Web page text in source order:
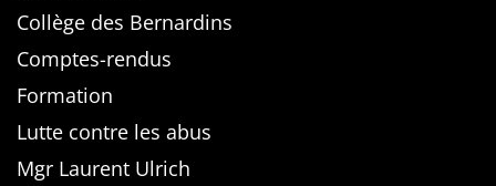
Collège des Bernardins
Comptes-rendus
Formation
Lutte contre les abus
Mgr Laurent Ulrich